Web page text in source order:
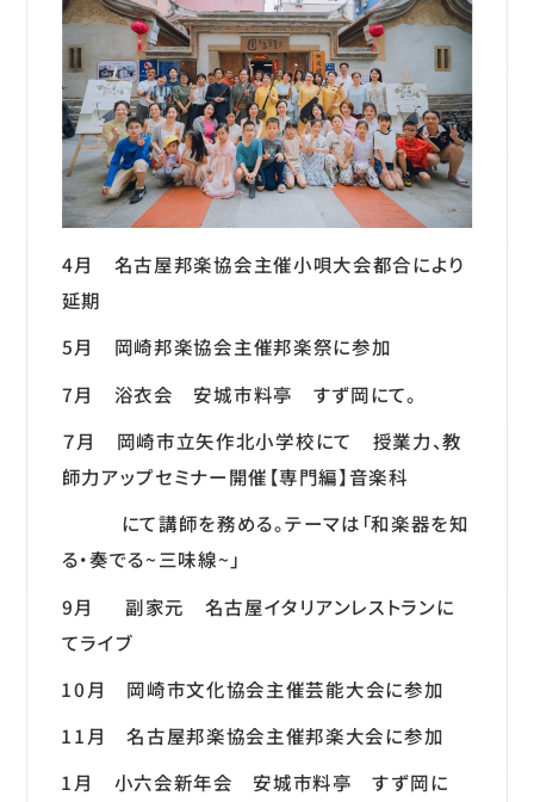
4月 名古屋邦楽協会主催小唄大会都合により
延期
5月 岡崎邦楽協会主催邦楽祭に参加
7月 浴衣会 安城市料亭 すず岡にて。
７月 岡崎市立矢作北小学校にて 授業力、教
師力アップセミナー開催【専門編】音楽科
にて講師を務める。テーマは「和楽器を知
る・奏でる~三味線~」
9月 副家元 名古屋イタリアンレストランに
てライブ
10月 岡崎市文化協会主催芸能大会に参加
11月 名古屋邦楽協会主催邦楽大会に参加
1月 小六会新年会 安城市料亭 すず岡に